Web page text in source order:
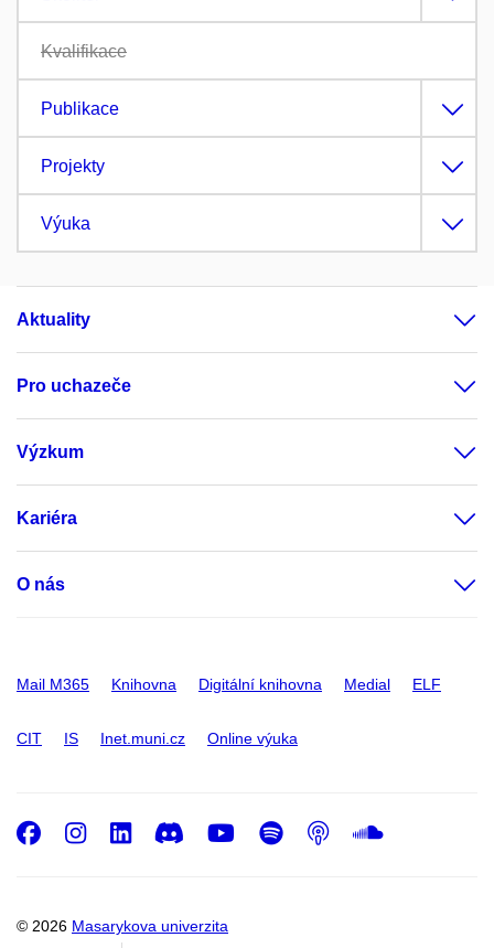
Kvalifikace
Publikace
Projekty
Výuka
Aktuality
Pro uchazeče
Výzkum
Kariéra
O nás
Mail M365 Knihovna Digitální knihovna Medial ELF
CIT IS Inet.muni.cz Online výuka
© 2026 Masarykova univerzita
Facebook
Instagram
LinkedIn
DiscordYoutube
Spotify
Podcast